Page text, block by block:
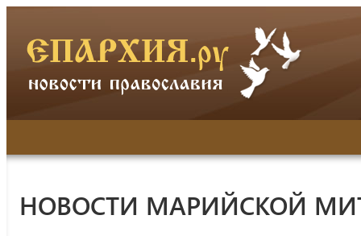
НОВОСТИ МАРИЙСКОЙ